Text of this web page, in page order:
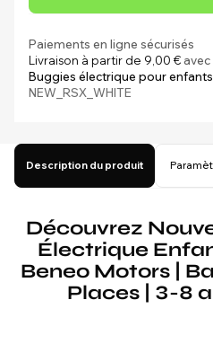
Paiements en ligne sécurisés
Livraison à partir de 9,00 €avec
Buggies électrique pour enfants
NEW_RSX_WHITE
Description du produit
Découvrez
Électrique
Beneo Motors |
Places | 3-8